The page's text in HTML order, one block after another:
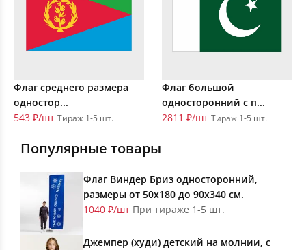
Флаг среднего размера
одностор...
543 ₽/шт Тираж 1-5 шт.
Флаг большой
односторонний с п...
2811 ₽/шт Тираж 1-5 шт.
Популярные товары
Флаг Виндер Бриз односторонний,
размеры от 50х180 до 90х340 см.
1040 ₽/шт При тираже 1-5 шт.
Джемпер (худи) детский на молнии, с